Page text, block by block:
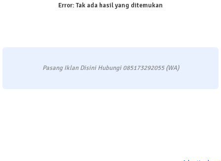
Error:Tak ada hasil yang ditemukan
Pasang Iklan Disini Hubungi 085173292055 (WA)